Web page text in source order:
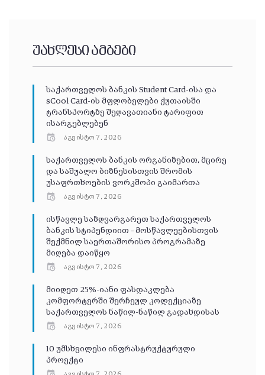
უახლესი ამბები
საქართველოს ბანკის Student Card-ისა და
sCool Card-ის მფლობელები ქუთაისში
ტრანსპორტზე შეღავათიანი ტარიფით
ისარგებლებენ
აგვისტო 7, 2026
საქართველოს ბანკის ორგანიზებით, მცირე
და საშუალო ბიზნესისთვის შრომის
უსაფრთხოების ვორკშოპი გაიმართა
აგვისტო 7, 2026
ისწავლე საზღვარგარეთ საქართველოს
ბანკის სტიპენდიით – მოსწავლეებისთვის
შექმნილ საერთაშორისო პროგრამაზე
მიღება დაიწყო
აგვისტო 7, 2026
მიიღეთ 25%-იანი ფასდაკლება
კომფორტერში შერჩეულ კოლექციაზე
საქართველოს ნაწილ-ნაწილ გადახდისას
აგვისტო 7, 2026
10 უმსხვილესი ინფრასტრუქტურული
პროექტი